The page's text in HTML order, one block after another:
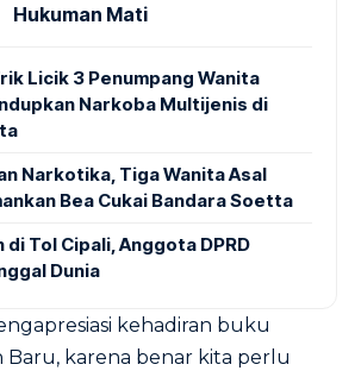
Hukuman Mati
Licik 3 Penumpang Wanita
Narkoba Multijenis di
Narkotika, Tiga Wanita Asal
Bea Cukai Bandara Soetta
di Tol Cipali, Anggota DPRD
Dunia
kehadiran buku
karena benar kita perlu